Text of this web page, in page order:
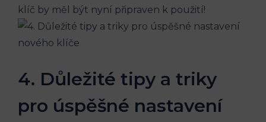
klíč‌ by měl být nyní připraven k použití!
4.⁣ Důležité tipy⁢ a triky
pro úspěšné nastavení